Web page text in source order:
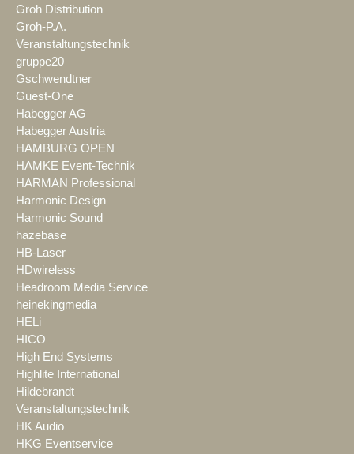
Groh Distribution
Groh-P.A.
Veranstaltungstechnik
gruppe20
Gschwendtner
Guest-One
Habegger AG
Habegger Austria
HAMBURG OPEN
HAMKE Event-Technik
HARMAN Professional
Harmonic Design
Harmonic Sound
hazebase
HB-Laser
HDwireless
Headroom Media Service
heinekingmedia
HELi
HICO
High End Systems
Highlite International
Hildebrandt
Veranstaltungstechnik
HK Audio
HKG Eventservice